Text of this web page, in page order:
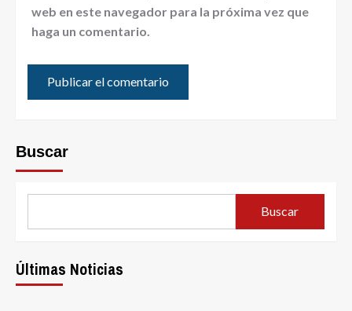
web en este navegador para la próxima vez que
haga un comentario.
Buscar
Buscar
Últimas Noticias